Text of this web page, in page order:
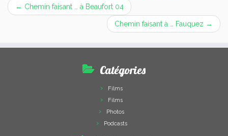
← Chemin faisant … à Beaufort 04
Chemin faisant à … Fauquez →
Catégories
Films
Films
Photos
Podcasts